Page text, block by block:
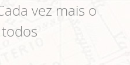
vez mais o